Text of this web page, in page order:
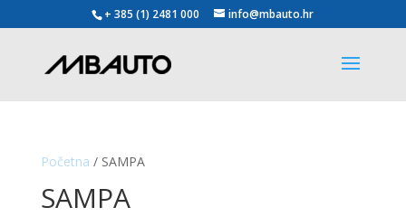
+ 385 (1) 2481 000 info@mbauto.hr
Početna / SAMPA
SAMPA